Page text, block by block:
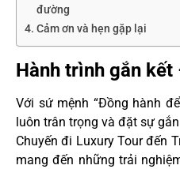
đường
Cảm ơn và hẹn gặp lại
Hành trình gắn
Với sứ mệnh “Đồng hành
luôn trân trọng và đặt sự
Chuyến đi Luxury Tour đến
mang đến những trải